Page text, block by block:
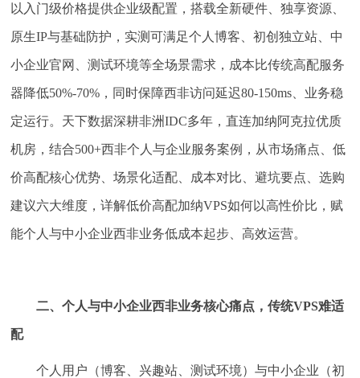
以入门级价格提供企业级配置，搭载全新硬件、独享资源、
原生IP与基础防护，实测可满足个人博客、初创独立站、中
小企业官网、测试环境等全场景需求，成本比传统高配服务
器降低50%-70%，同时保障西非访问延迟80-150ms、业务稳
定运行。天下数据深耕非洲IDC多年，直连加纳阿克拉优质
机房，结合500+西非个人与企业服务案例，从市场痛点、低
价高配核心优势、场景化适配、成本对比、避坑要点、选购
建议六大维度，详解低价高配加纳VPS如何以高性价比，赋
能个人与中小企业西非业务低成本起步、高效运营。
二、个人与中小企业西非业务核心痛点，传统VPS难适
配
个人用户（博客、兴趣站、测试环境）与中小企业（初